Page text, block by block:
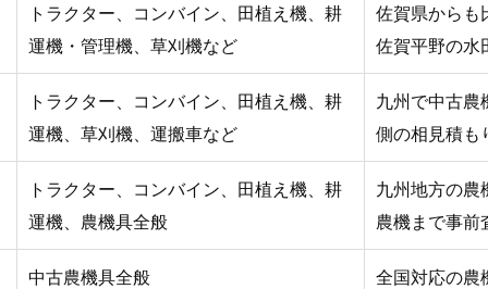
トラクター、コンバイン、田植え機、耕
運機・管理機、草刈機など
佐賀県からも
佐賀平野の水
トラクター、コンバイン、田植え機、耕
運機、草刈機、運搬車など
九州で中古農
側の相見積も
トラクター、コンバイン、田植え機、耕
運機、農機具全般
九州地方の農
農機まで事前
中古農機具全般
全国対応の農